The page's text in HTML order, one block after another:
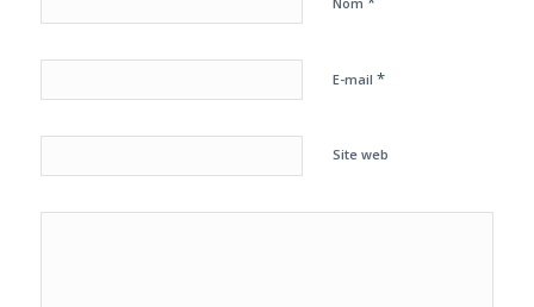
E-mail *
Site web